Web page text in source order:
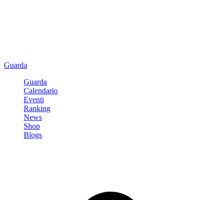
Guarda
Guarda
Calendario
Eventi
Ranking
News
Shop
Blogs